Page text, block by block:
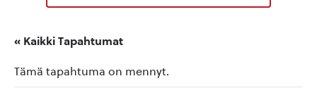
« Kaikki Tapahtumat
Tämä tapahtuma on mennyt.